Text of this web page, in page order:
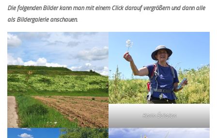
Die folgenden Bilder kann man mit einem Click darauf vergrößern und dann alle
als Bildergalerie anschauen.
Karin Öchslen